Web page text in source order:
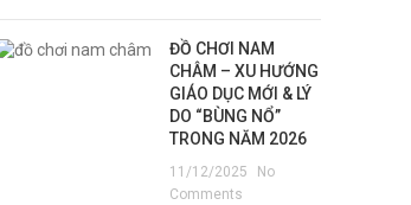
ĐỒ CHƠI NAM
CHÂM – XU HƯỚNG
GIÁO DỤC MỚI & LÝ
DO “BÙNG NỔ”
TRONG NĂM 2026
11/12/2025
No
Comments